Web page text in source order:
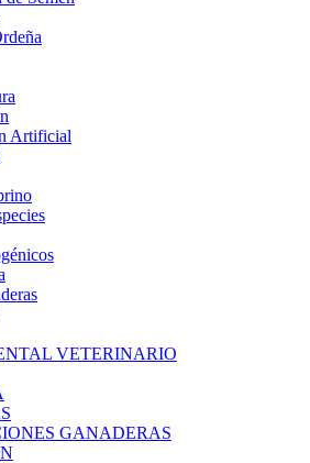
Artificial
VETERINARIO
GANADERAS